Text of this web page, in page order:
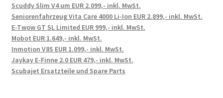
Scuddy Slim V4 um EUR 2.099,- inkl. MwSt.
Seniorenfahrzeug Vita Care 4000 Li-Ion EUR 2.899,- inkl. MwSt.
E-Twow GT SL Limited EUR 999,- inkl. MwSt.
Mobot EUR 1.649,- inkl. MwSt.
Inmotion V8S EUR 1.099,- inkl. MwSt.
Jaykay E-Finne 2.0 EUR 479,- inkl. MwSt.
Scubajet Ersatzteile und Spare Parts